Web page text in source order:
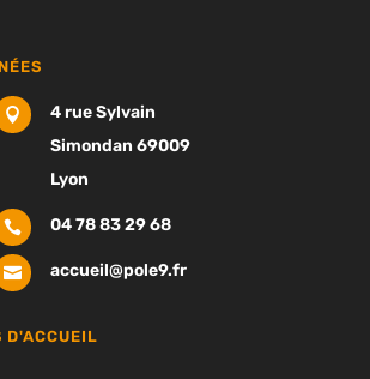

4 rue Sylvain
Simondan 69009
Lyon
 04 78 83 29 68
 accueil@pole9.fr
D'ACCUEIL